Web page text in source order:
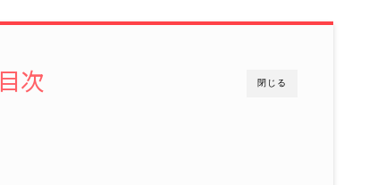
閉じる
目次